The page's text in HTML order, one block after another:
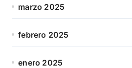
marzo 2025
febrero 2025
enero 2025